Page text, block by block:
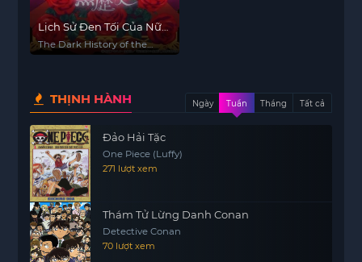
Lịch Sử Đen Tối Của Nữ
Phản Diện Tái Sinh
The Dark History of the
THỊNH HÀNH Ngày Tuần Tháng Tất cả
Đảo Hải Tặc
One Piece (Luffy)
271 lượt xem
Thám Tử Lừng Danh Conan
Detective Conan
70 lượt xem